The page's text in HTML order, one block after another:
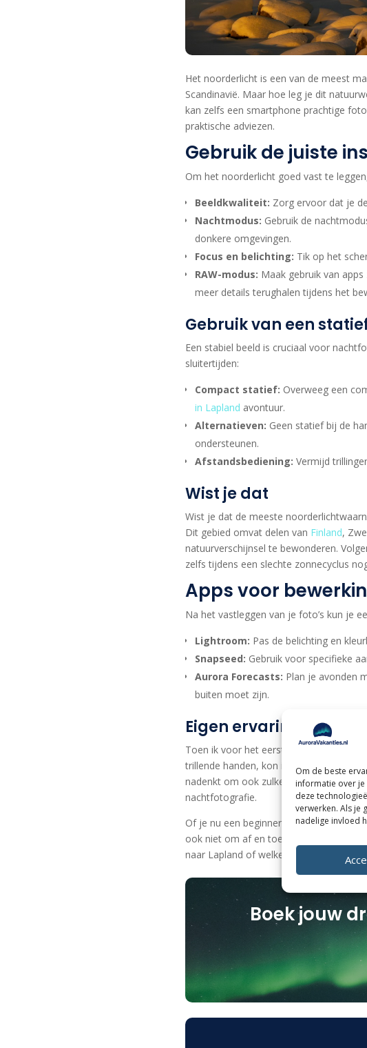
Om de beste
informatie over
deze
verwerken. Als je
nadelige invloed
Het noorderlicht is een van de meest
Scandinavië. Maar hoe leg je dit
kan zelfs een smartphone prachtige
praktische adviezen.
Gebruik de juiste
Om het noorderlicht goed vast te
Beeldkwaliteit: Zorg ervoor dat je
Nachtmodus: Gebruik de
donkere omgevingen.
Focus en belichting: Tik op het
RAW-modus: Maak gebruik van
meer details terughalen tijdens het
Gebruik van een
Een stabiel beeld is cruciaal voor
sluitertijden:
Compact statief: Overweeg een
in Lapland avontuur.
Alternatieven: Geen statief bij de
ondersteunen.
Afstandsbediening: Vermijd
Wist je dat
Wist je dat de meeste
Dit gebied omvat delen van Finland,
natuurverschijnsel te bewonderen.
zelfs tijdens een slechte zonnecyclus
Apps voor
Na het vastleggen van je foto’s kun je
Lightroom: Pas de belichting en
Snapseed: Gebruik voor specifieke
Aurora Forecasts: Plan je avonden
buiten moet zijn.
Eigen ervaring
Toen ik voor het eerst het noorderlicht
trillende handen, kon ik dankzij
nadenkt om ook zulke herinneringen te
nachtfotografie.
Of je nu een beginner bent of al wat
ook niet om af en toe gewoon te
naar Lapland of welke winterreis het
Boek jouw